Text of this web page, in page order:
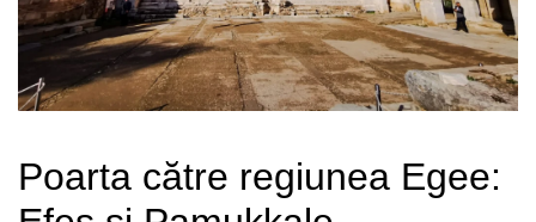
Poarta către regiunea Egee: